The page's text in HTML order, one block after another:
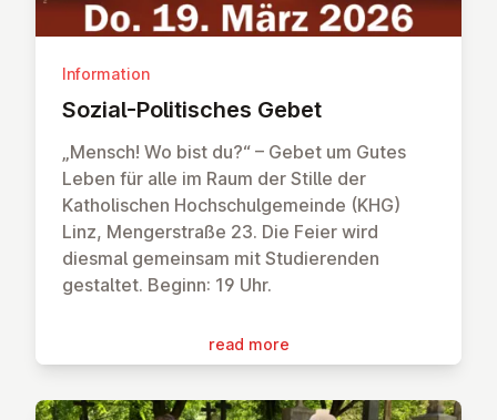
Information
Sozial-Polit­isches Gebet
„Mensch! Wo bist du?“ – Gebet um Gutes
Leben für alle im Raum der Stille der
Katholischen Hochschulgemeinde (KHG)
Linz, Mengerstraße 23. Die Feier wird
diesmal gemeinsam mit Studierenden
gestaltet. Beginn: 19 Uhr.
read more